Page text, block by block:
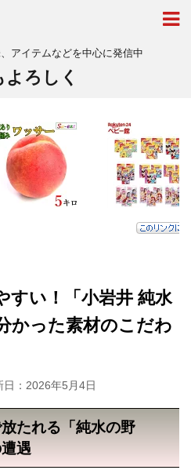
アイテムなどを中心に発信中
よろしく
すい！「小岩井 純水
かった素材のこだわ
： 2026年5月4日
たれる「純水の野
遇